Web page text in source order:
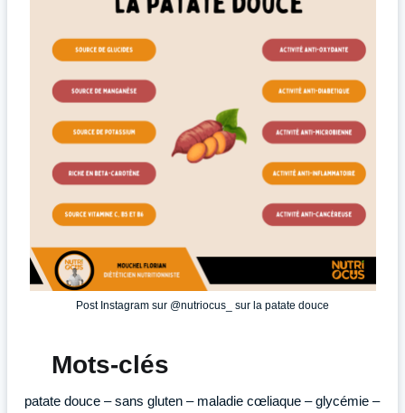
Post Instagram sur @nutriocus_ sur la patate douce
Mots-clés
patate douce – sans gluten – maladie cœliaque – glycémie –